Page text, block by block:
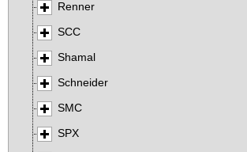
Renner
SCC
Shamal
Schneider
SMC
SPX